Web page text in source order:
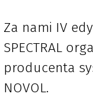
Za nami IV
SPECTRAL
producenta
NOVOL.